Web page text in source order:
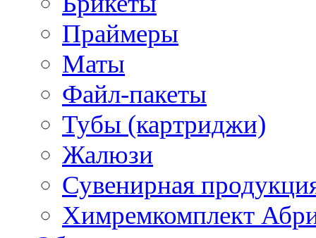
Праймеры
Маты
Файл-пакеты
Тубы (картриджи)
Жалюзи
Сувенирная
Химремкомплект